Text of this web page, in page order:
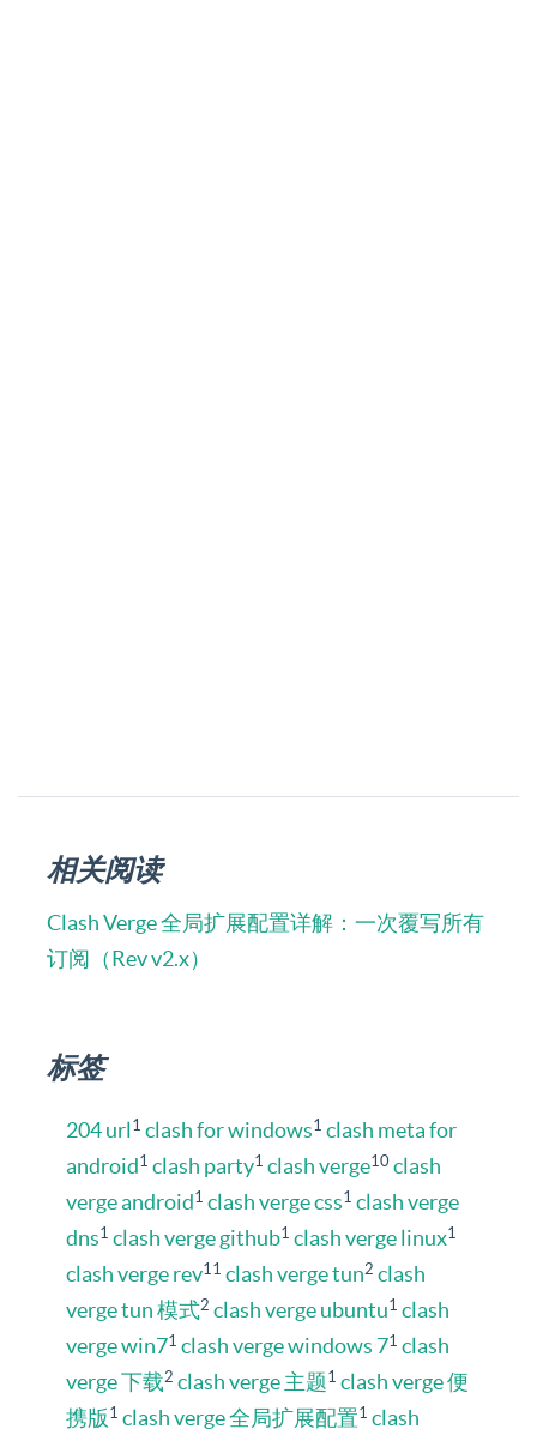
相关阅读
Clash Verge 全局扩展配置详解：一次覆写所有
订阅（Rev v2.x）
标签
204 url 1 clash for windows1 clash meta for
android1 clash party1 clash verge10 clash
verge android1 clash verge css1 clash verge
dns1 clash verge github1 clash verge linux1
clash verge rev11 clash verge tun2 clash
verge tun 模式2 clash verge ubuntu1 clash
verge win71 clash verge windows 71 clash
verge 下载2 clash verge 主题1 clash verge 便
携版 1 clash verge 全局扩展配置1 clash